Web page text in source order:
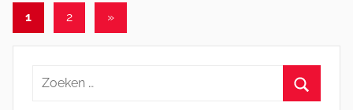
Berichten
paginering
1 2
Volgende
»
Zoeken